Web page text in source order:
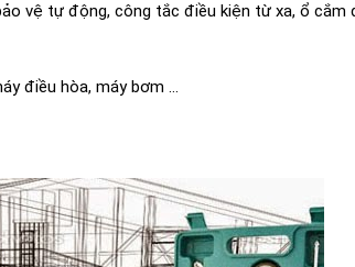
vệ tự động, công tắc điều kiện từ xa, ổ cắm
điều hòa, máy bơm …